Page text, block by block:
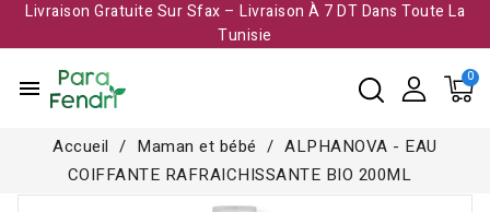
Livraison Gratuite Sur Sfax – Livraison À 7 DT Dans Toute La
Tunisie​
menu
Accueil Maman et bébé
ALPHANOVA - EAU
COIFFANTE RAFRAICHISSANTE BIO 200ML